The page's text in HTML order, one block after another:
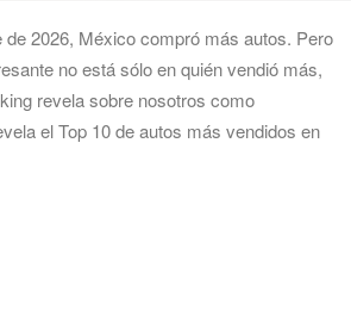
2026, México compró más autos. Pero
no está sólo en quién vendió más,
revela sobre nosotros como
el Top 10 de autos más vendidos en